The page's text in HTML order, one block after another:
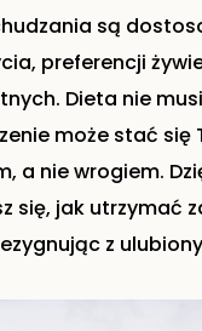
są
preferencji
Dieta nie
może stać się
a nie wrogiem.
się, jak utrzymać
z